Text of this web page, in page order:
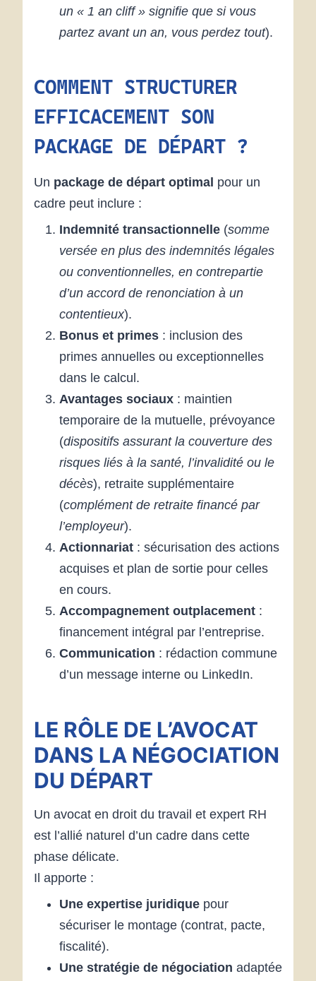
un « 1 an cliff » signifie que si vous
partez avant un an, vous perdez tout).
COMMENT STRUCTURER
EFFICACEMENT SON
PACKAGE DE DÉPART ?
Un package de départ optimal pour un
cadre peut inclure :
Indemnité transactionnelle (somme
versée en plus des indemnités légales
ou conventionnelles, en contrepartie
d’un accord de renonciation à un
contentieux).
Bonus et primes : inclusion des
primes annuelles ou exceptionnelles
dans le calcul.
Avantages sociaux : maintien
temporaire de la mutuelle, prévoyance
(dispositifs assurant la couverture des
risques liés à la santé, l’invalidité ou le
décès), retraite supplémentaire
(complément de retraite financé par
l’employeur).
Actionnariat : sécurisation des actions
acquises et plan de sortie pour celles
en cours.
Accompagnement outplacement :
financement intégral par l’entreprise.
Communication : rédaction commune
d’un message interne ou LinkedIn.
LE RÔLE DE L’AVOCAT
DANS LA NÉGOCIATION
DU DÉPART
Un avocat en droit du travail et expert RH
est l’allié naturel d’un cadre dans cette
phase délicate.
Il apporte :
Une expertise juridique pour
sécuriser le montage (contrat, pacte,
fiscalité).
Une stratégie de négociation adaptée